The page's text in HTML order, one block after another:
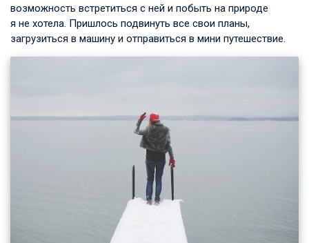
возможность встретиться с ней и побыть на природе
я не хотела. Пришлось подвинуть все свои планы,
загрузиться в машину и отправиться в мини путешествие.